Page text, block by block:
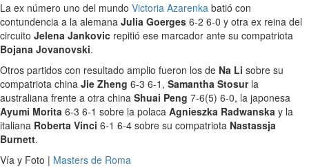
La ex número uno del mundo Victoria Azarenka batió con
contundencia a la alemana Julia Goerges 6-2 6-0 y otra ex reina del
circuito Jelena Jankovic repitió ese marcador ante su compatriota
Bojana Jovanovski.
Otros partidos con resultado amplio fueron los de Na Li sobre su
compatriota china Jie Zheng 6-3 6-1, Samantha Stosurla
australiana frente a otra china Shuai Peng 7-6(5) 6-0, la japonesa
Ayumi Morita 6-3 6-1 sobre la polaca Agnieszka Radwanska y la
italiana Roberta Vinci 6-1 6-4 sobre su compatriota Nastassja
Burnett.
Vía y Foto | Masters de Roma